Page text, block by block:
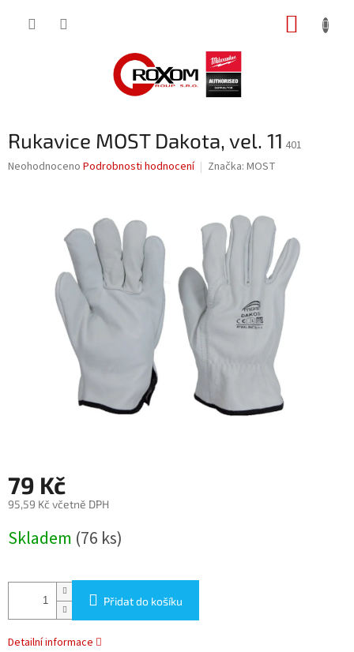
Rukavice MOST Dakota, vel. 11 401
Průměrné
Neohodnoceno Podrobnosti hodnocení Značka: MOST
79 Kč
95,59 Kč včetně DPH
cena:
Skladem (76 ks)
Přidat do košíku
Detailní informace